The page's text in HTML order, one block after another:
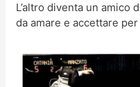
L’altro diventa un amico
da amare e accettare